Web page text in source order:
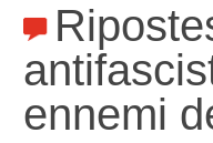
ennemi